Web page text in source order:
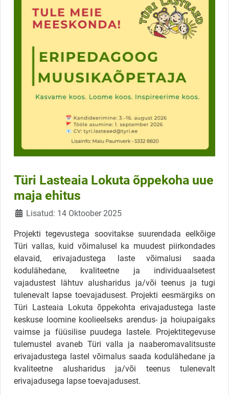
Türi Lasteaia Lokuta õppekoha uue
maja ehitus
Üksikasjad
Lisatud: 14 Oktoober 2025
Projekti tegevustega soovitakse suurendada eelkõige
Türi vallas, kuid võimalusel ka muudest piirkondades
elavaid, erivajadustega laste võimalusi saada
kodulähedane, kvaliteetne ja individuaalsetest
vajadustest lähtuv alusharidus ja/või teenus ja tugi
tulenevalt lapse toevajadusest. Projekti eesmärgiks on
Türi Lasteaia Lokuta õppekohta erivajadustega laste
keskuse loomine koolieelseks arendus- ja hoiupaigaks
vaimse ja füüsilise puudega lastele. Projektitegevuse
tulemustel avaneb Türi valla ja naaberomavalitsuste
erivajadustega lastel võimalus saada kodulähedane ja
kvaliteetne alusharidus ja/või teenus tulenevalt
erivajadusega lapse toevajadusest.